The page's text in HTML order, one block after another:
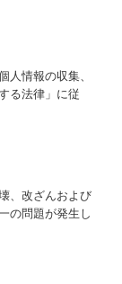
人情報の収集、
る法律」に従
、改ざんおよび
の問題が発生し